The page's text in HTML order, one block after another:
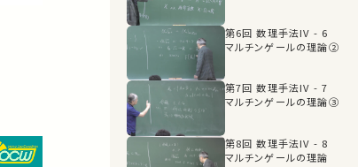
第6回 数理手法IV - 6
マルチンゲールの理論②
第7回 数理手法IV - 7
マルチンゲールの理論③
第8回 数理手法IV - 8
マルチンゲールの理論